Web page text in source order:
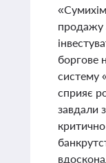
продажу
боргове
систему
сприяє
завдали